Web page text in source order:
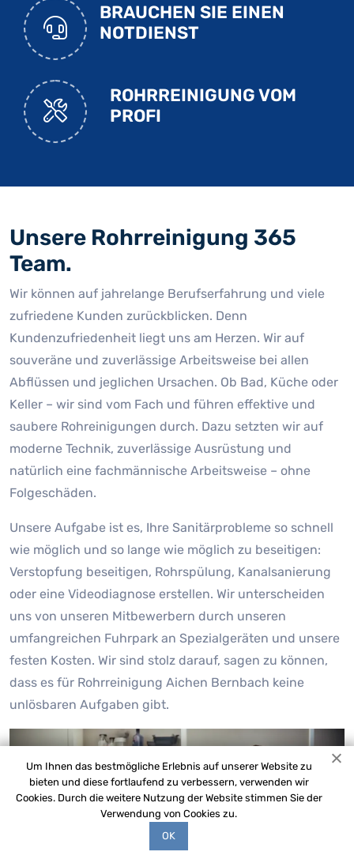
BRAUCHEN SIE EINEN
NOTDIENST
ROHRREINIGUNG VOM
PROFI
Unsere Rohrreinigung 365
Team.
Wir können auf jahrelange Berufserfahrung und viele
zufriedene Kunden zurückblicken. Denn
Kundenzufriedenheit liegt uns am Herzen. Wir auf
souveräne und zuverlässige Arbeitsweise bei allen
Abflüssen und jeglichen Ursachen. Ob Bad, Küche oder
Keller – wir sind vom Fach und führen effektive und
saubere Rohreinigungen durch. Dazu setzten wir auf
moderne Technik, zuverlässige Ausrüstung und
natürlich eine fachmännische Arbeitsweise – ohne
Folgeschäden.
Unsere Aufgabe ist es, Ihre Sanitärprobleme so schnell
wie möglich und so lange wie möglich zu beseitigen:
Verstopfung beseitigen, Rohrspülung, Kanalsanierung
oder eine Videodiagnose erstellen. Wir unterscheiden
uns von unseren Mitbewerbern durch unseren
umfangreichen Fuhrpark an Spezialgeräten und unsere
festen Kosten. Wir sind stolz darauf, sagen zu können,
dass es für Rohrreinigung Aichen Bernbach keine
unlösbaren Aufgaben gibt.
Um Ihnen das bestmögliche Erlebnis auf unserer Website zu
bieten und diese fortlaufend zu verbessern, verwenden wir
Cookies. Durch die weitere Nutzung der Website stimmen Sie der
Verwendung von Cookies zu.
OK